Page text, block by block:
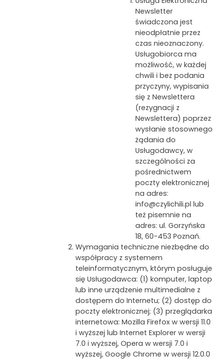
Newsletter
świadczona jest
nieodpłatnie przez
czas nieoznaczony.
Usługobiorca ma
możliwość, w każdej
chwili i bez podania
przyczyny, wypisania
się z Newslettera
(rezygnacji z
Newslettera) poprzez
wysłanie stosownego
żądania do
Usługodawcy, w
szczególności za
pośrednictwem
poczty elektronicznej
na adres:
info@czylichili.pl lub
też pisemnie na
adres: ul. Gorzyńska
18, 60-453 Poznań.
Wymagania techniczne niezbędne do
współpracy z systemem
teleinformatycznym, którym posługuje
się Usługodawca: (1) komputer, laptop
lub inne urządzenie multimedialne z
dostępem do Internetu; (2) dostęp do
poczty elektronicznej; (3) przeglądarka
internetowa: Mozilla Firefox w wersji 11.0
i wyższej lub Internet Explorer w wersji
7.0 i wyższej, Opera w wersji 7.0 i
wyższej, Google Chrome w wersji 12.0.0